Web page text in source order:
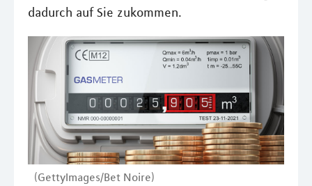
dadurch auf Sie zukommen.
(GettyImages/Bet Noire)